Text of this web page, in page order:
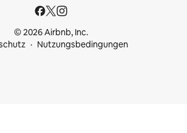
© 2026 Airbnb, Inc.
Nutzungsbedingungen